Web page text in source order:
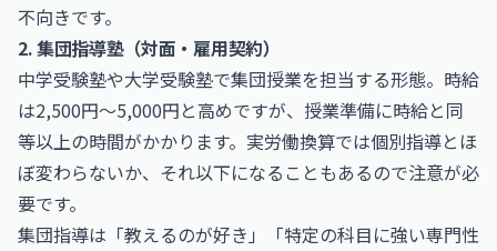
不向きです。
2. 集団指導塾（対面・雇用契約）
中学受験塾や大学受験塾で集団授業を担当する形態。時給
は2,500円〜5,000円と高めですが、授業準備に時給と同
等以上の時間がかかります。実労働換算では個別指導とほ
ぼ変わらないか、それ以下になることもあるので注意が必
要です。
集団指導は「教えるのが好き」「特定の科目に強い専門性